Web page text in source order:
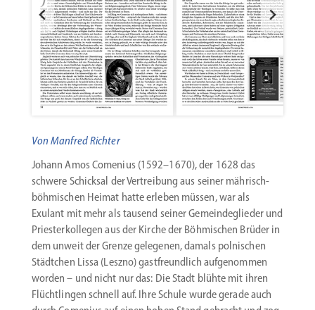
Von Manfred Richter
Johann Amos Comenius (1592–1670), der 1628 das
schwere Schicksal der Vertreibung aus seiner mährisch-
böhmischen Heimat hatte erleben müssen, war als
Exulant mit mehr als tausend seiner Gemein­de­glieder und
Pries­ter­kol­legen aus der Kirche der Böhmi­schen Brüder in
dem unweit der Grenze gelegenen, damals polni­schen
Städtchen Lissa (Leszno) gastfreundlich aufge­nommen
worden – und nicht nur das: Die Stadt blühte mit ihren
Flücht­lingen schnell auf. Ihre Schule wurde gerade auch